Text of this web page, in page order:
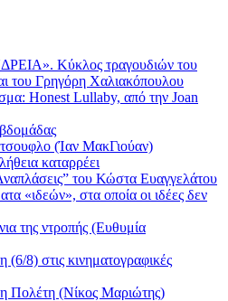
Κύκλος τραγουδιών του
του Γρηγόρη Χαλιακόπουλου
Honest Lullaby, από την Joan
(Ίαν ΜακΓιούαν)
καταρρέει
του Κώστα Ευαγγελάτου
«ιδεών», στα οποία οι ιδέες δεν
της ντροπής (Ευθυμία
8) στις κινηματογραφικές
Πολέτη (Νίκος Μαριώτης)